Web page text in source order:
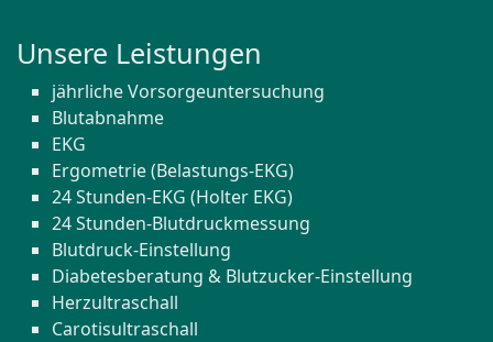
Unsere Leistungen
jährliche Vorsorgeuntersuchung
Blutabnahme
EKG
Ergometrie (Belastungs-EKG)
24 Stunden-EKG (Holter EKG)
24 Stunden-Blutdruckmessung
Blutdruck-Einstellung
Diabetesberatung & Blutzucker-Einstellung
Herzultraschall
Carotisultraschall